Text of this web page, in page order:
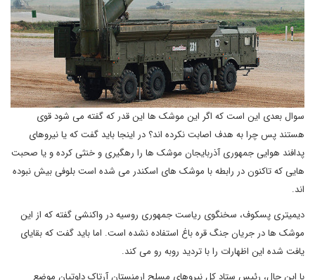
سوال بعدی این است که اگر این موشک ها این قدر که گفته می شود قوی
هستند پس چرا به هدف اصابت نکرده اند؟ در اینجا باید گفت که یا نیروهای
پدافند هوایی جمهوری آذربایجان موشک ها را رهگیری و خنثی کرده و یا صحبت
هایی که تاکنون در رابطه با موشک های اسکندر می شده است بلوفی بیش نبوده
اند.
دیمیتری پسکوف، سخنگوی ریاست جمهوری روسیه در واکنشی گفته که از این
موشک ها در جریان جنگ قره باغ استفاده نشده است. اما باید گفت که بقایای
یافت شده این اظهارات را با تردید روبه رو می کند.